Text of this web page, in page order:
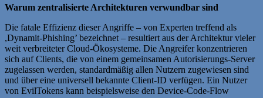
Warum zentralisierte Architekturen verwundbar sind
Die fatale Effizienz dieser Angriffe – von Experten treffend als
,Dynamit-Phishing’ bezeichnet – resultiert aus der Architektur vieler
weit verbreiteter Cloud-Ökosysteme. Die Angreifer konzentrieren
sich auf Clients, die von einem gemeinsamen Autorisierungs-Server
zugelassen werden, standardmäßig allen Nutzern zugewiesen sind
und über eine universell bekannte Client-ID verfügen. Ein Nutzer
von EvilTokens kann beispielsweise den Device-Code-Flow